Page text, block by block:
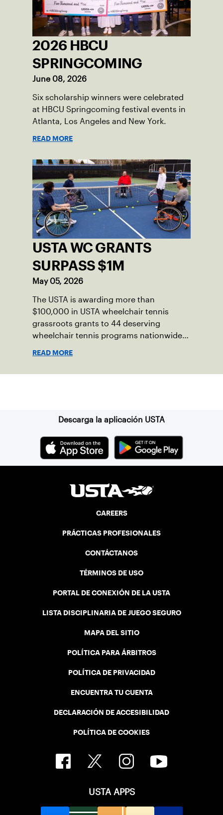
2026 HBCU
SPRINGCOMING
June 08, 2026
Six scholarship winners were celebrated
at HBCU Springcoming festival events in
Atlanta, Los Angeles and New York.
READ MORE
USTA WC GRANTS
SURPASS $1M
May 05, 2026
The USTA is awarding more than
$100,000 in USTA wheelchair tennis
grassroots grants to 44 deserving
wheelchair tennis programs nationwide.
READ MORE
Descarga la aplicación USTA
CAREERS
PRÁCTICAS PROFESIONALES
CONTÁCTANOS
TÉRMINOS DE USO
PORTAL DE CONEXIÓN DE LA USTA
LISTA DISCIPLINARIA DE JUEGO SEGURO
MAPA DEL SITIO
POLÍTICA PARA ÁRBITROS
POLÍTICA DE PRIVACIDAD
ENCUENTRA TU CUENTA
DECLARACIÓN DE ACCESIBILIDAD
POLÍTICA DE COOKIES
USTA APPS